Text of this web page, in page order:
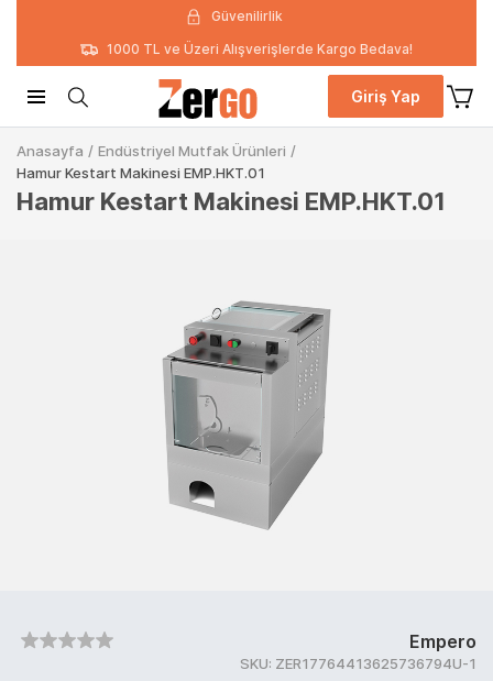
Güvenilirlik
1000 TL ve Üzeri Alışverişlerde Kargo Bedava!
Giriş Yap
Anasayfa / Endüstriyel Mutfak Ürünleri /
Hamur Kestart Makinesi EMP.HKT.01
Hamur Kestart Makinesi EMP.HKT.01
Empero
SKU: ZER17764413625736794U-1